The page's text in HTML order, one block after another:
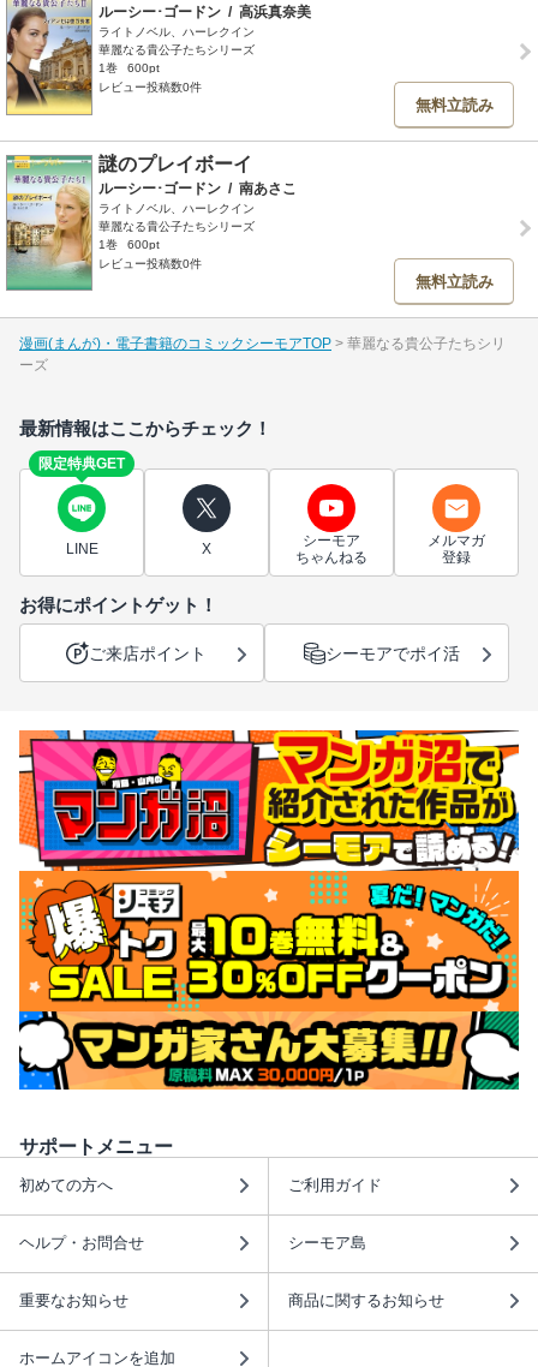
ルーシー･ゴードン / 高浜真奈美
ライトノベル、ハーレクイン
華麗なる貴公子たちシリーズ
1巻
600pt
レビュー投稿数0件
無料立読み
謎のプレイボーイ
ルーシー･ゴードン / 南あさこ
ライトノベル、ハーレクイン
華麗なる貴公子たちシリーズ
1巻
600pt
レビュー投稿数0件
無料立読み
漫画(まんが)・電子書籍のコミックシーモアTOP
華麗なる貴公子たちシリ
ーズ
最新情報はここからチェック！
限定特典GET
LINE X
シーモア
ちゃんねる
メルマガ
登録
お得にポイントゲット！
ご来店ポイント シーモアでポイ活
サポートメニュー
初めての方へ ご利用ガイド
ヘルプ・お問合せ シーモア島
重要なお知らせ 商品に関するお知らせ
ホームアイコンを追加